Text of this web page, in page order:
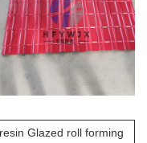
Glazed roll forming